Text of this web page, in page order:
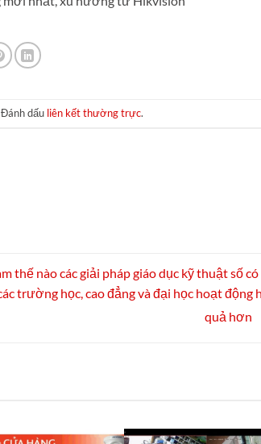
dấu liên kết thường trực.
thế nào các giải pháp giáo dục kỹ thuật số
trường học, cao đẳng và đại học hoạt động
quả hơn